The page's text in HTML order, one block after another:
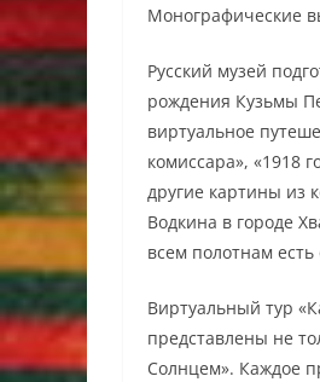
Монографические
Русский музей
рождения Кузьмы
виртуальное
комиссара», «1918
другие картины из
Водкина в городе
всем полотнам
Виртуальный тур
представлены не
Солнцем». Каждое